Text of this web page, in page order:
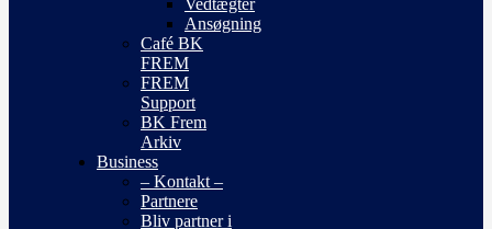
Vedtægter
Ansøgning
Café BK
FREM
FREM
Support
BK Frem
Arkiv
Business
– Kontakt –
Partnere
Bliv partner i